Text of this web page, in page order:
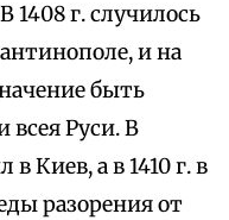
1408 г. случилось
и на
быть
Руси. В
Киев, а в 1410 г. в
разорения от